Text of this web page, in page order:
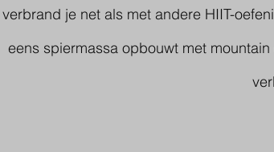
verbrand je net als met andere HIIT-
eens spiermassa opbouwt met